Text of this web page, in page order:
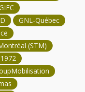
GNL-Québec
(STM)